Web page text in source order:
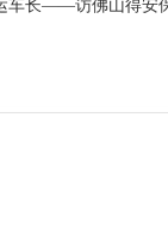
车长——访佛山得安